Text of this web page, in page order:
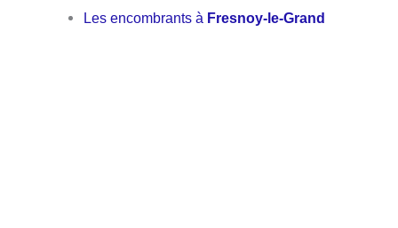
Les encombrants à Fresnoy-le-Grand